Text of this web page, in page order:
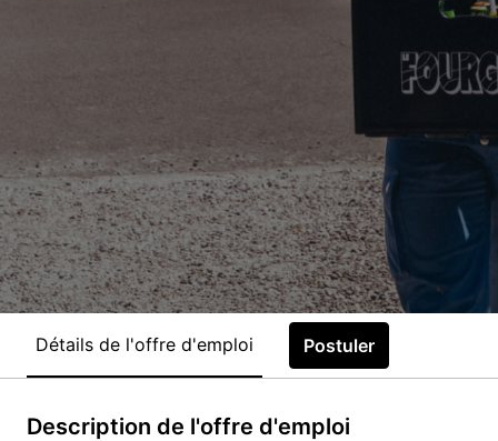
Détails de l'offre d'emploi Postuler
Description de l'offre d'emploi